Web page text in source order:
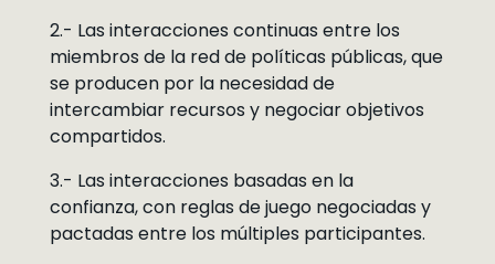
2.- Las interacciones continuas entre los
miembros de la red de políticas públicas, que
se producen por la necesidad de
intercambiar recursos y negociar objetivos
compartidos.
3.- Las interacciones basadas en la
confianza, con reglas de juego negociadas y
pactadas entre los múltiples participantes.